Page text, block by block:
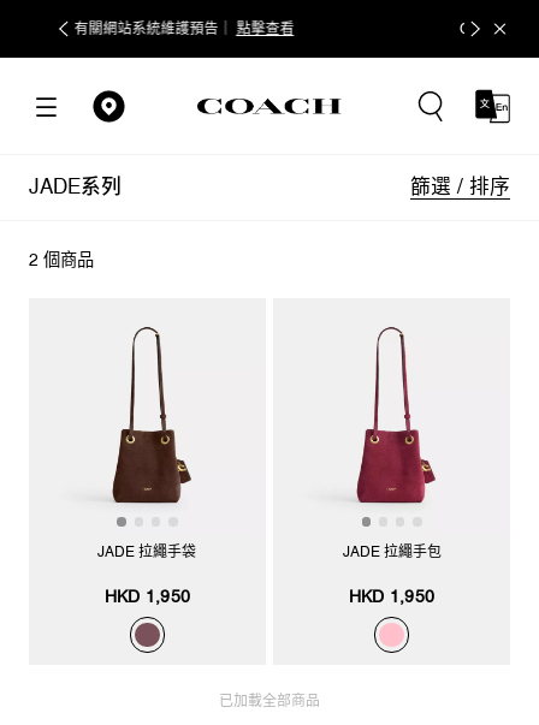
點擊查看 COACH會員權益調整通知 點擊查看
JADE系列 篩選 / 排序
2 個商品
JADE 拉繩手袋
HKD 1,950
JADE 拉繩手包
HKD 1,950
已加載全部商品